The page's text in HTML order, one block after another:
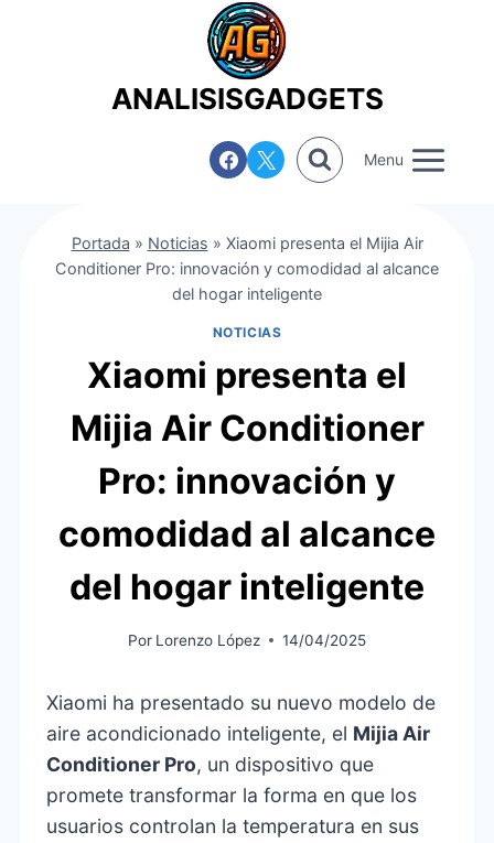
ANALISISGADGETS
Menu
Portada » Noticias » Xiaomi presenta el Mijia Air
Conditioner Pro: innovación y comodidad al alcance
del hogar inteligente
NOTICIAS
Xiaomi presenta el
Mijia Air Conditioner
Pro: innovación y
comodidad al alcance
del hogar inteligente
Por Lorenzo López 14/04/2025
Xiaomi ha presentado su nuevo modelo de
aire acondicionado inteligente, el Mijia Air
Conditioner Pro, un dispositivo que
promete transformar la forma en que los
usuarios controlan la temperatura en sus